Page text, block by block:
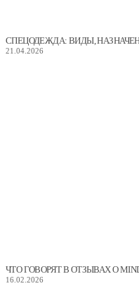
СПЕЦОДЕЖДА: ВИДЫ,
21.04.2026
ЧТО ГОВОРЯТ В ОТЗЫВАХ О
16.02.2026